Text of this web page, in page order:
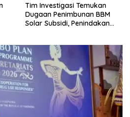
Pani Gold Mine Ajak Pelajar
Marisa Jaga Kelestarian
Lingkungan